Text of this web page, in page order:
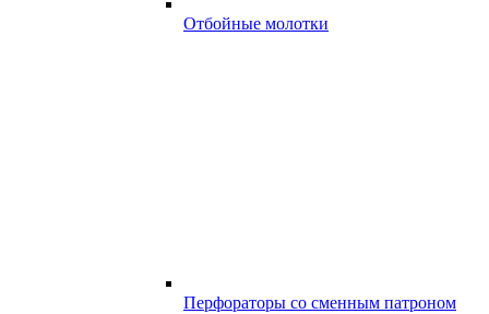
Отбойные молотки
Перфораторы со сменным патроном